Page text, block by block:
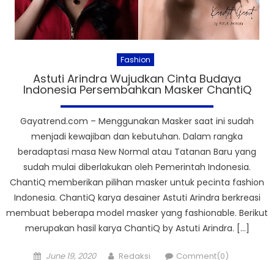
Fashion
Astuti Arindra Wujudkan Cinta Budaya
Indonesia Persembahkan Masker ChantiQ
Gayatrend.com – Menggunakan Masker saat ini sudah
menjadi kewajiban dan kebutuhan. Dalam rangka
beradaptasi masa New Normal atau Tatanan Baru yang
sudah mulai diberlakukan oleh Pemerintah Indonesia.
ChantiQ memberikan pilihan masker untuk pecinta fashion
Indonesia. ChantiQ karya desainer Astuti Arindra berkreasi
membuat beberapa model masker yang fashionable. Berikut
merupakan hasil karya ChantiQ by Astuti Arindra. […]
Posted
June 19, 2020 Author
Redaksi Comment(0)